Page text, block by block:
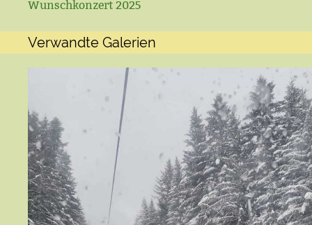
Wunschkonzert 2025
Verwandte Galerien